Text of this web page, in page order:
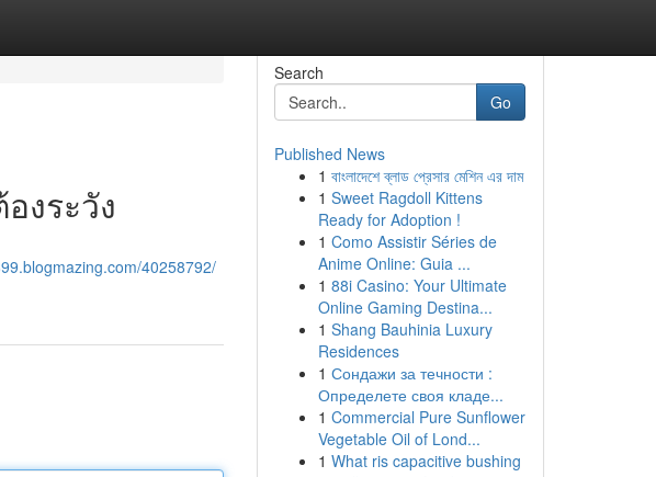
งระวัง
40258792/
Search
Go
Published News
1 বাংলাদেশে ব্লাড প্রেসার মেশিন এর দাম
1 Sweet Ragdoll Kittens
Ready for Adoption !
1 Como Assistir Séries de
Anime Online: Guia ...
1 88i Casino: Your Ultimate
Online Gaming Destina...
1 Shang Bauhinia Luxury
Residences
1 Сондажи за течности :
Определете своя кладе...
1 Commercial Pure Sunflower
Vegetable Oil of Lond...
1 What ris capacitive bushing